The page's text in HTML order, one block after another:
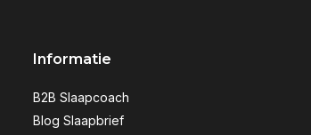
Informatie
B2B Slaapcoach
Blog Slaapbrief